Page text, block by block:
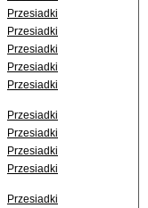
Przesiadki
Przesiadki
Przesiadki
Przesiadki
Przesiadki
Przesiadki
Przesiadki
Przesiadki
Przesiadki
Przesiadki